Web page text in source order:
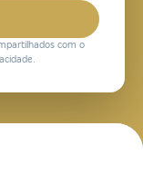
com o